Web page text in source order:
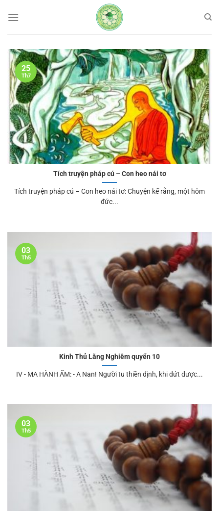
qua
Tích truyện pháp cú – Con heo nái tơ
Tích truyện pháp cú – Con heo nái tơ: Chuyện kể rằng, một hôm
đức...
25
Th7
Kinh Thủ Lăng Nghiêm quyển 10
IV - MA HÀNH ẤM: - A Nan! Người tu thiền định, khi dứt được...
03
Th5
03
Th5